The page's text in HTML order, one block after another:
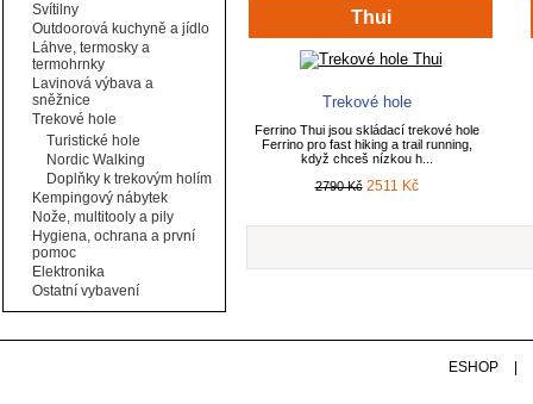
Svítilny
Outdoorová kuchyně a jídlo
Láhve, termosky a
termohrnky
Lavinová výbava a
sněžnice
Trekové hole
Turistické hole
Nordic Walking
Doplňky k trekovým holím
Kempingový nábytek
Nože, multitooly a pily
Hygiena, ochrana a první
pomoc
Elektronika
Ostatní vybavení
Thui
Trekové hole
Ferrino Thui jsou skládací trekové hole
Ferrino pro fast hiking a trail running,
když chceš nízkou h...
2790 Kč 2511 Kč
ESHOP